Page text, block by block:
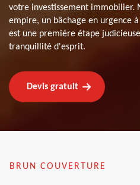
votre investissement immobilier.
empire, un bâchage en urgence
est une première étape
tranquillité d'esprit.
Devis gratuit
BRUN COUVERTURE